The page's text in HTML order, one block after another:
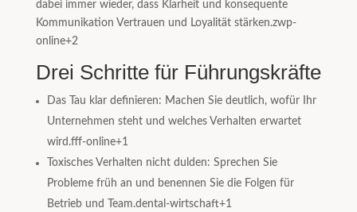
dabei immer wieder, dass Klarheit und konsequente
Kommunikation Vertrauen und Loyalität stärken.zwp-
online+2
Drei Schritte für Führungskräfte
Das Tau klar definieren: Machen Sie deutlich, wofür Ihr
Unternehmen steht und welches Verhalten erwartet
wird.fff-online+1
Toxisches Verhalten nicht dulden: Sprechen Sie
Probleme früh an und benennen Sie die Folgen für
Betrieb und Team.dental-wirtschaft+1